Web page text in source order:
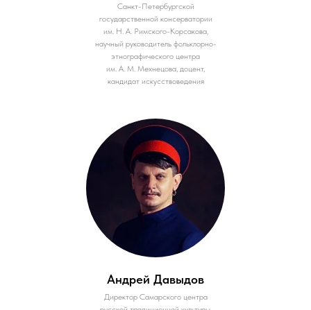
Санкт-Петербургской
государственной консерватории
им. Н. А. Римского-Корсакова,
научный руководитель фольклорно-
этнографического центра
им. А. М. Мехнецова, доцент,
кандидат искусствоведения
Андрей Давыдов
Директор Самарского центра